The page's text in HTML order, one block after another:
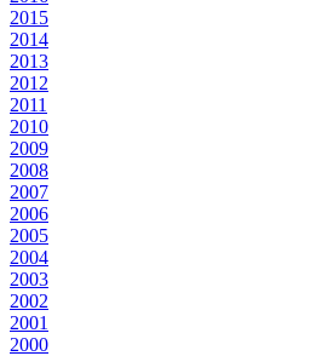
2015
2014
2013
2012
2011
2010
2009
2008
2007
2006
2005
2004
2003
2002
2001
2000